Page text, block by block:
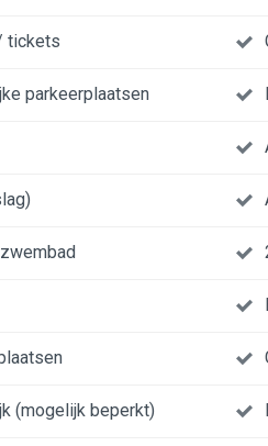
tickets
parkeerplaatsen
(mogelijk beperkt)